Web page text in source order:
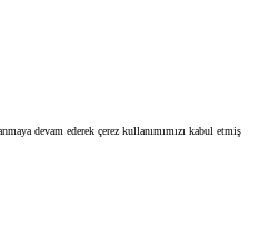
devam ederek çerez kullanımımızı kabul etmiş